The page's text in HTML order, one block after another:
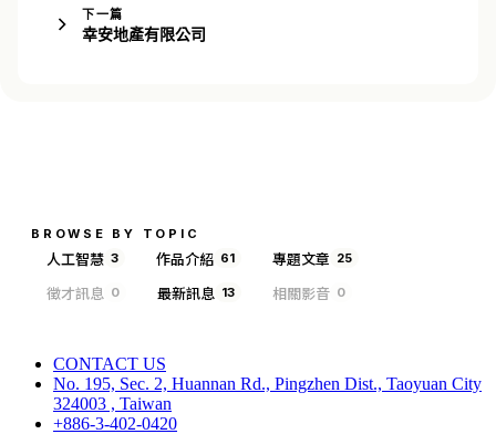
下一篇
幸安地產有限公司
BROWSE BY TOPIC
人工智慧 3 作品介紹 61 專題文章 25
徵才訊息 0 最新訊息 13 相關影音 0
CONTACT US
No. 195, Sec. 2, Huannan Rd., Pingzhen Dist., Taoyuan City
324003 , Taiwan
+886-3-402-0420